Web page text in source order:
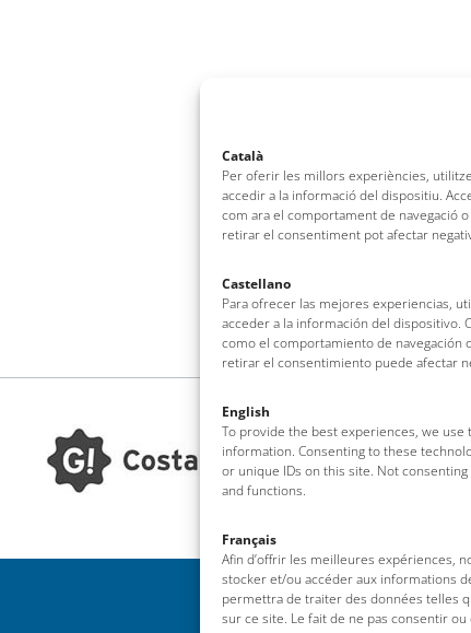
Català
Per oferir les millors experiències,
accedir a la informació del dispositiu.
com ara el comportament de navegació
retirar el consentiment pot afectar
Castellano
Para ofrecer las mejores experiencias,
acceder a la información del dispositivo.
como el comportamiento de navegación
retirar el consentimiento puede afectar
English
To provide the best experiences, we
information. Consenting to these
or unique IDs on this site. Not
and functions.
Français
Afin d’offrir les meilleures expériences,
stocker et/ou accéder aux informations
permettra de traiter des données telles
sur ce site. Le fait de ne pas consentir